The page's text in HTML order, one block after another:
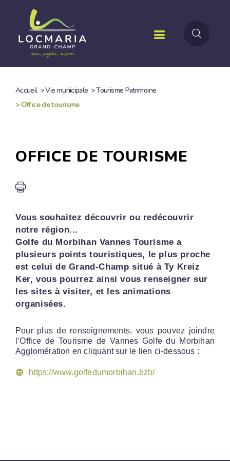
contenu
principal
FIL
Accueil >Vie municipale >Tourisme Patrimoine
>Office de tourisme
OFFICE DE TOURISME
Vous souhaitez découvrir ou redécouvrir
notre région...
Golfe du Morbihan Vannes Tourisme a
plusieurs points touristiques, le plus proche
est celui de Grand-Champ situé à Ty Kreiz
Ker, vous pourrez ainsi vous renseigner sur
les sites à visiter, et les animations
organisées.
Pour plus de renseignements, vous pouvez joindre
l’Office de Tourisme de Vannes Golfe du Morbihan
Agglomération en cliquant sur le lien ci-dessous :
https://www.golfedumorbihan.bzh/